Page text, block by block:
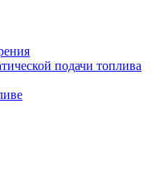
подачи топлива